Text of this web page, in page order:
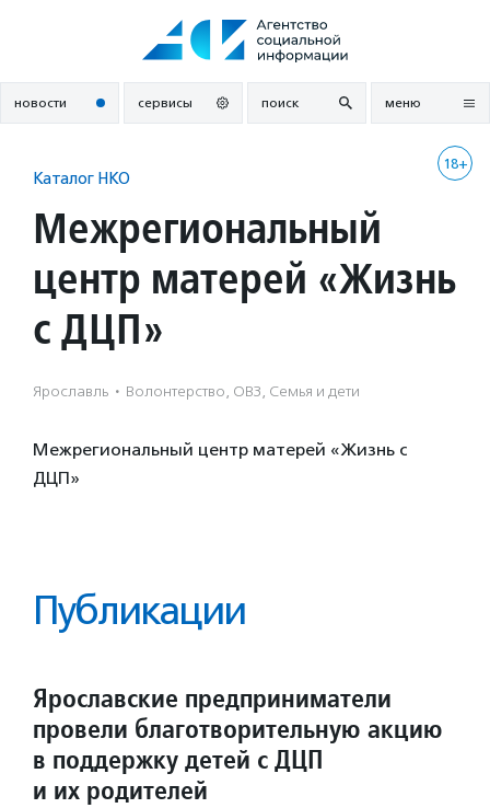
новости сервисы поиск меню
18+
Каталог НКО
Межрегиональный
центр матерей «Жизнь
с ДЦП»
Ярославль · Волонтерство, ОВЗ, Семья и дети
Межрегиональный центр матерей «Жизнь с
ДЦП»
Публикации
Ярославские предприниматели
провели благотворительную акцию
в поддержку детей с ДЦП
и их родителей